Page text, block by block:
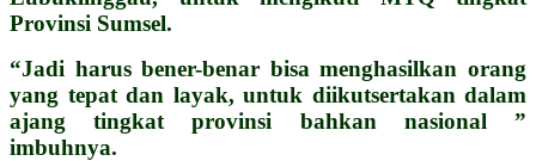
Provinsi Sumsel.
“Jadi harus bener-benar bisa menghasilkan orang
yang tepat dan layak, untuk diikutsertakan dalam
ajang tingkat provinsi bahkan nasional ”
imbuhnya.